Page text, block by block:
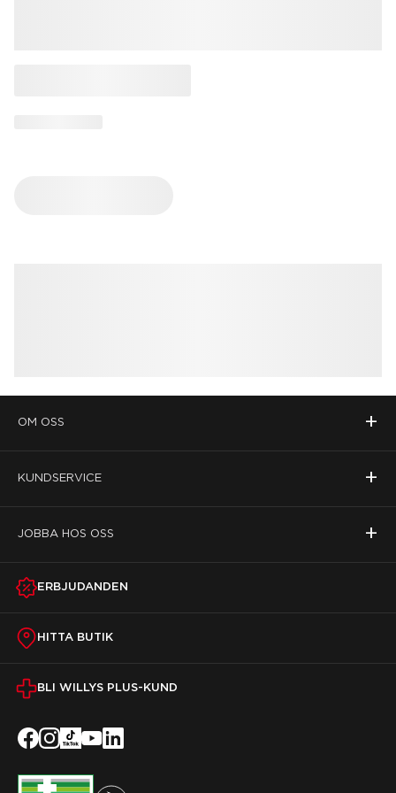
OM OSS +
KUNDSERVICE +
JOBBA HOS OSS +
ERBJUDANDEN
HITTA BUTIK
BLI WILLYS PLUS-KUND